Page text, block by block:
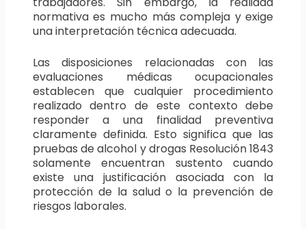
normativa es mucho más compleja y exige
una interpretación técnica adecuada.
Las disposiciones relacionadas con las
evaluaciones médicas ocupacionales
establecen que cualquier procedimiento
realizado dentro de este contexto debe
responder a una finalidad preventiva
claramente definida. Esto significa que las
pruebas de alcohol y drogas Resolución 1843
solamente encuentran sustento cuando
existe una justificación asociada con la
protección de la salud o la prevención de
riesgos laborales.